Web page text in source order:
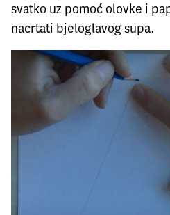
svatko uz pomoć olovke i
nacrtati bjeloglavog supa.